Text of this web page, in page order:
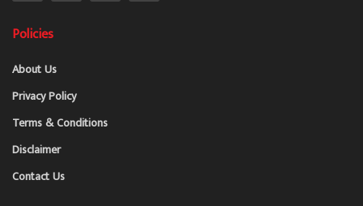
Policies
About Us
Privacy Policy
Terms & Conditions
Disclaimer
Contact Us